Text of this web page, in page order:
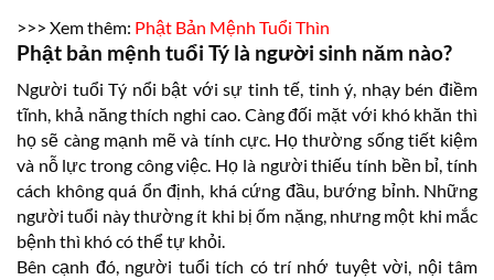
>>> Xem thêm: Phật Bản Mệnh Tuổi Thìn
Phật bản mệnh tuổi Tý là người sinh năm nào?
Người tuổi Tý nổi bật với sự tinh tế, tinh ý, nhạy bén điềm
tĩnh, khả năng thích nghi cao. Càng đối mặt với khó khăn thì
họ sẽ càng mạnh mẽ và tính cực. Họ thường sống tiết kiệm
và nỗ lực trong công việc. Họ là người thiếu tính bền bỉ, tính
cách không quá ổn định, khá cứng đầu, bướng bỉnh. Những
người tuổi này thường ít khi bị ốm nặng, nhưng một khi mắc
bệnh thì khó có thể tự khỏi.
Bên cạnh đó, người tuổi tích có trí nhớ tuyệt vời, nội tâm